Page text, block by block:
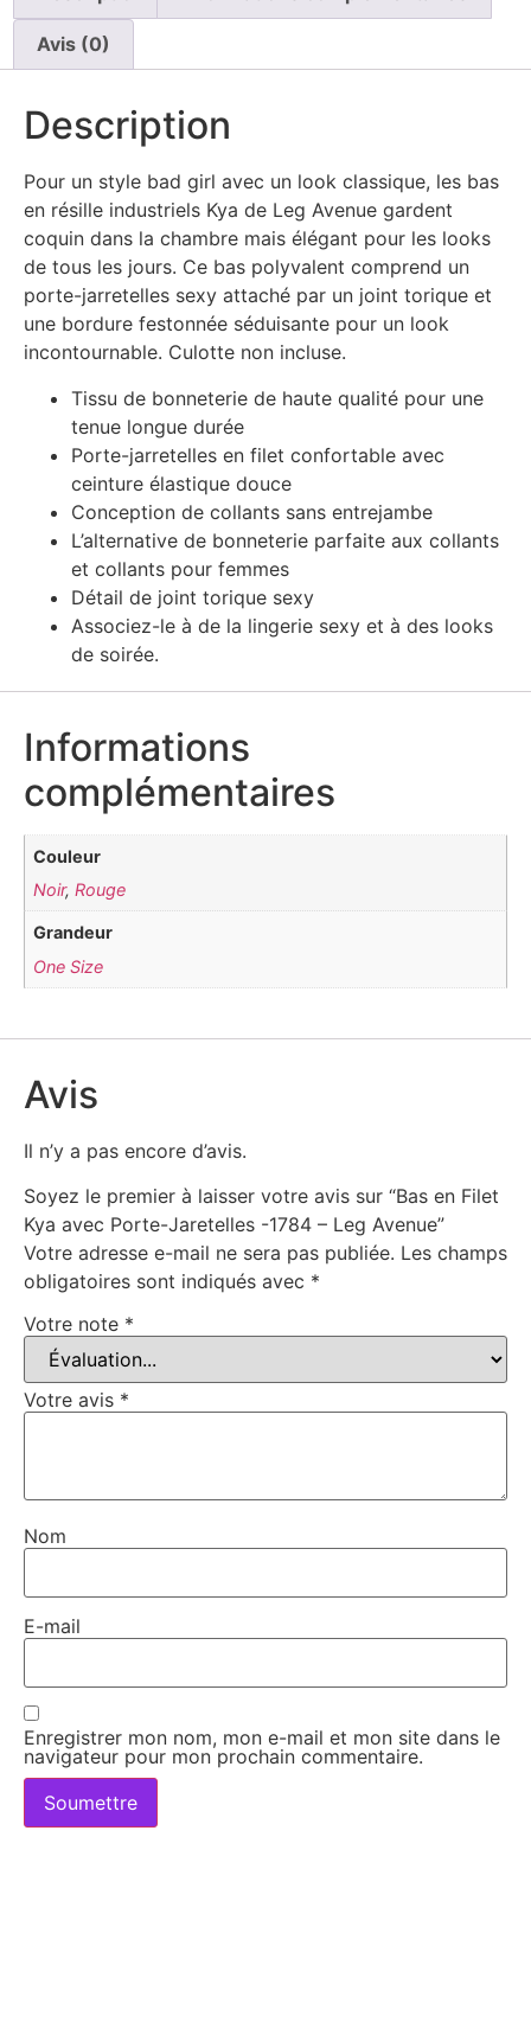
Avis (0)
Description
Pour un style bad girl avec un look classique, les bas
en résille industriels Kya de Leg Avenue gardent
coquin dans la chambre mais élégant pour les looks
de tous les jours. Ce bas polyvalent comprend un
porte-jarretelles sexy attaché par un joint torique et
une bordure festonnée séduisante pour un look
incontournable. Culotte non incluse.
Tissu de bonneterie de haute qualité pour une
tenue longue durée
Porte-jarretelles en filet confortable avec
ceinture élastique douce
Conception de collants sans entrejambe
L’alternative de bonneterie parfaite aux collants
et collants pour femmes
Détail de joint torique sexy
Associez-le à de la lingerie sexy et à des looks
de soirée.
Informations
complémentaires
Couleur
Noir,Rouge
Grandeur
One Size
Avis
Il n’y a pas encore d’avis.
Soyez le premier à laisser votre avis sur “Bas en Filet
Kya avec Porte-Jaretelles -1784 – Leg Avenue”
Votre adresse e-mail ne sera pas publiée. Les champs
obligatoires sont indiqués avec *
Votre note *
Votre avis *
Nom
E-mail
Enregistrer mon nom, mon e-mail et mon site dans le
navigateur pour mon prochain commentaire.